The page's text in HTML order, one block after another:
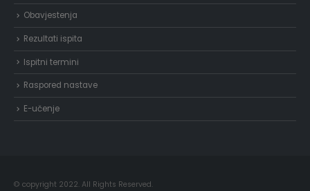
Obavjestenja
Rezultati ispita
Ispitni termini
Raspored nastave
E-učenje
© copyright 2022. All Rights Reserved.